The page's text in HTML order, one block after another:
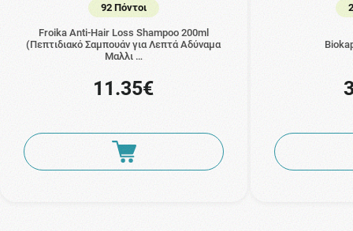
92 Πόντοι
Froika Anti-Hair Loss Shampoo 200ml
(Πεπτιδιακό Σαμπουάν για Λεπτά Αδύναμα
Μαλλι …
11.35€